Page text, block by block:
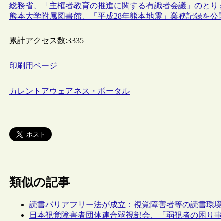
総務省、「主権者教育の推進に関する有識者会議」のとり
熊本大学附属図書館、「平成28年熊本地震」業務記録を公
累計アクセス数:3335
印刷用ページ
カレントアウェアネス・ポータル
類似の記事
読書バリアフリー法が成立：視覚障害者等の読書環
日本視覚障害者団体連合弱視部会、「弱視者の困り